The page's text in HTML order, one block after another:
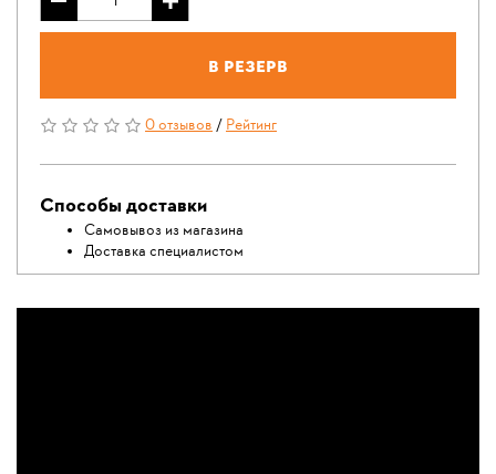
В резерв
0 отзывов/Рейтинг
Способы доставки
Самовывоз из магазина
Доставка специалистом